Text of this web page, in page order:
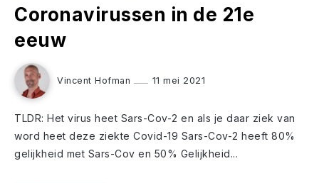
Coronavirussen in de 21e
eeuw
Vincent Hofman 11 mei 2021
TLDR: Het virus heet Sars-Cov-2 en als je daar ziek van
word heet deze ziekte Covid-19 Sars-Cov-2 heeft 80%
gelijkheid met Sars-Cov en 50% Gelijkheid...